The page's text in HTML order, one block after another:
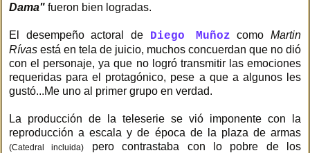
Dama" fueron bien logradas.
El desempeño actoral de Diego Muñoz comoMartin
Rívas está en tela de juicio, muchos concuerdan que no dió
con el personaje, ya que no logró transmitir las emociones
requeridas para el protagónico, pese a que a algunos les
gustó...Me uno al primer grupo en verdad.
La producción de la teleserie se vió imponente con la
reproducción a escala y de época de la plaza de armas
(Catedral incluida)
pero contrastaba con lo pobre de los